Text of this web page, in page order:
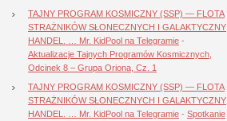
TAJNY PROGRAM KOSMICZNY (SSP) — FLOTA
STRAŻNIKÓW SŁONECZNYCH I GALAKTYCZNY
HANDEL. … Mr. KidPool na Telegramie -
Aktualizacje Tajnych Programów Kosmicznych,
Odcinek 8 – Grupa Oriona, Cz. 1
TAJNY PROGRAM KOSMICZNY (SSP) — FLOTA
STRAŻNIKÓW SŁONECZNYCH I GALAKTYCZNY
HANDEL. … Mr. KidPool na Telegramie - Spotkanie